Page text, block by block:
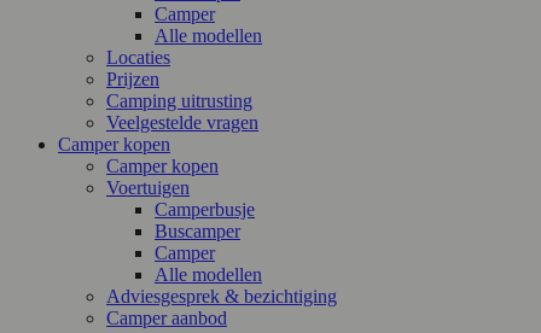
Camper
Alle modellen
Locaties
Prijzen
Camping uitrusting
Veelgestelde vragen
Camper kopen
Camper kopen
Voertuigen
Camperbusje
Buscamper
Camper
Alle modellen
Adviesgesprek & bezichtiging
Camper aanbod